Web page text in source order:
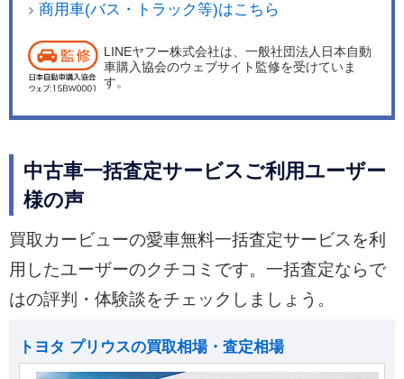
商用車(バス・トラック等)はこちら
LINEヤフー株式会社は、一般社団法人日本自動
車購入協会のウェブサイト監修を受けていま
す。
中古車一括査定サービスご利用ユーザー
様の声
買取カービューの愛車無料一括査定サービスを利
用したユーザーのクチコミです。一括査定ならで
はの評判・体験談をチェックしましょう。
トヨタ プリウスの買取相場・査定相場